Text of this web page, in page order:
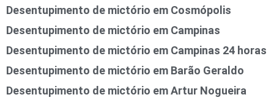
Desentupimento de mictório em Cosmópolis
Desentupimento de mictório em Campinas
Desentupimento de mictório em Campinas 24 horas
Desentupimento de mictório em Barão Geraldo
Desentupimento de mictório em Artur Nogueira